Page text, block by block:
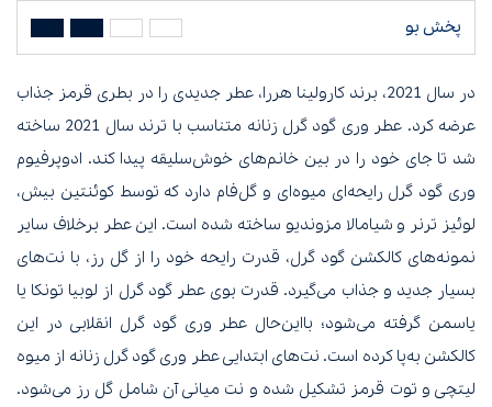
پخش بو
در سال 2021، برند کارولینا هررا، عطر جدیدی را در بطری قرمز جذاب
عرضه کرد. عطر وری گود گرل زنانه متناسب با ترند سال 2021 ساخته
شد تا جای خود را در بین خانم‌های خوش‌سلیقه پیدا کند. ادوپرفیوم
وری گود گرل رایحه‌ای میوه‌ای و گل‌فام دارد که توسط کوئنتین بیش،
لوئیز ترنر و شیامالا مزوندیو ساخته شده است. این عطر برخلاف سایر
نمونه‌های کالکشن گود گرل، قدرت رایحه خود را از گل رز، با نت‌های
بسیار جدید و جذاب می‌گیرد. قدرت بوی عطر گود گرل از لوبیا تونکا یا
یاسمن گرفته می‌شود؛ با‌این‌حال عطر وری گود گرل انقلابی در این
کالکشن به‌پا کرده است. نت‌های ابتدایی عطر وری گود گرل زنانه از میوه
لیتچی و توت قرمز تشکیل شده و نت‌ میانی آن شامل گل رز می‌شود.